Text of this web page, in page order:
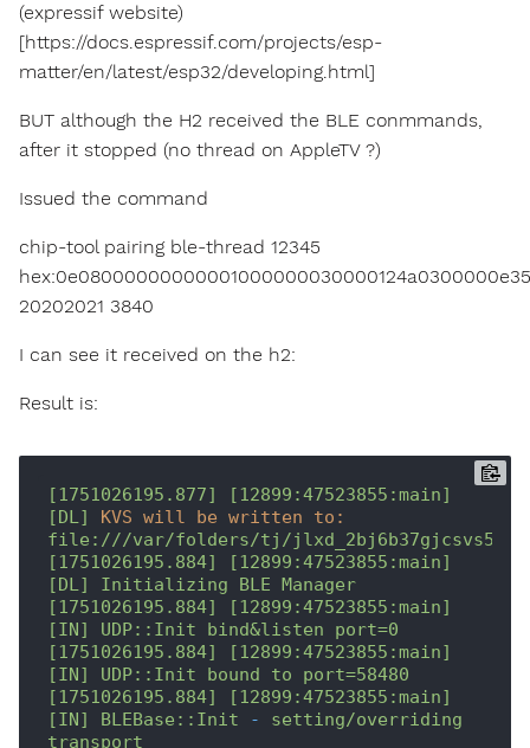
(expressif website)
[https://docs.espressif.com/projects/esp-
matter/en/latest/esp32/developing.html]
BUT although the H2 received the BLE conmmands,
after it stopped (no thread on AppleTV ?)
Issued the command
chip-tool pairing ble-thread 12345
20202021 3840
I can see it received on the h2:
Result is:
[1751026195.877]
[12899:47523855:main]
[DL]
KVS will be written to:
file:///var/folders/tj/
[1751026195.884]
[12899:47523855:main]
[DL]
Initializing BLE Manager
[1751026195.884]
[12899:47523855:main]
[IN]
UDP::Init bind&listen
port=0
[1751026195.884]
[12899:47523855:main]
[IN]
UDP::Init bound to
port=58480
[1751026195.884]
[12899:47523855:main]
[IN]
BLEBase::Init -
setting/overriding
transport